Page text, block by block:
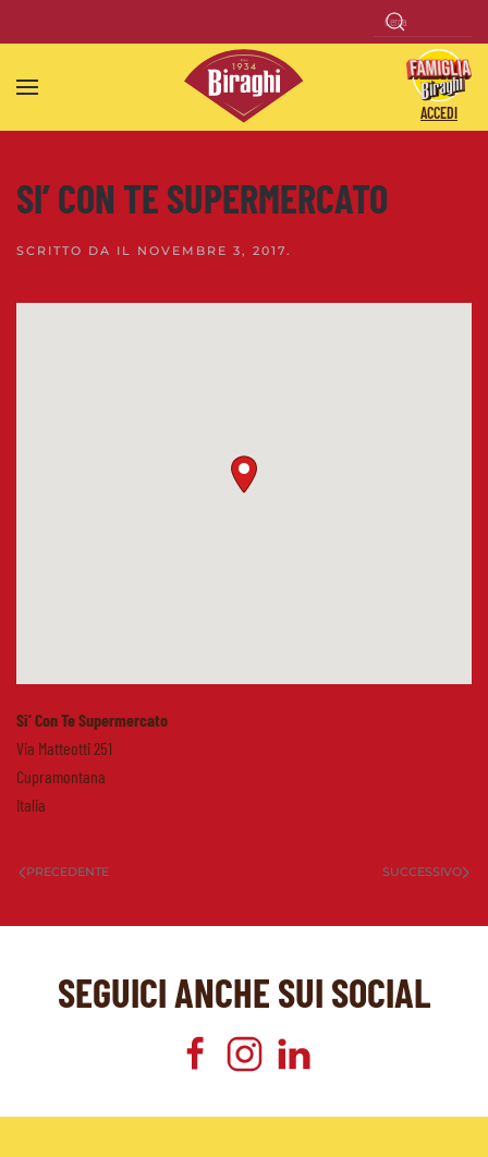
Skip to main content
ACCEDI
SI’ CON TE SUPERMERCATO
SCRITTO DA IL NOVEMBRE 3, 2017.
Si’ Con Te Supermercato
Via Matteotti 251
Cupramontana
Italia
PRECEDENTE SUCCESSIVO
SEGUICI ANCHE SUI SOCIAL